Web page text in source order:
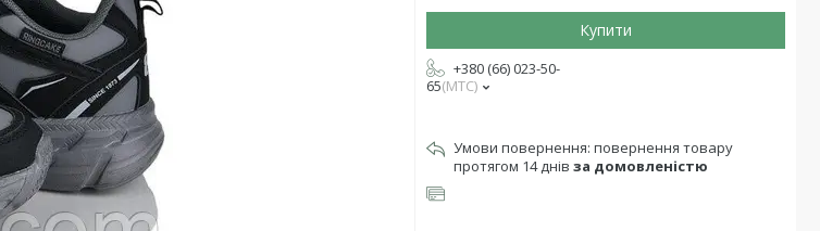
Купити
+380 (66) 023-50-
65 МТС
повернення товару
протягом 14 днів за домовленістю